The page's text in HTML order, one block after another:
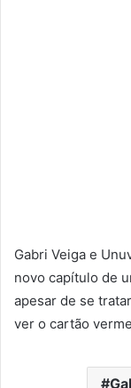
Gabri Veiga e
novo capítulo de
apesar de se
ver o cartão